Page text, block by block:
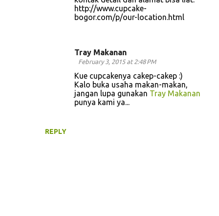
REPLY
http://www.cupcake-
bogor.com/p/our-location.html
Tray Makanan
February 3, 2015 at 2:48 PM
Kue cupcakenya cakep-cakep :)
Kalo buka usaha makan-makan,
jangan lupa gunakan Tray Makanan
punya kami ya...